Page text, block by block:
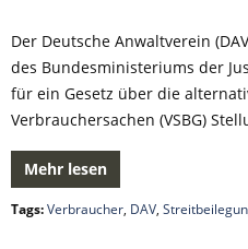
Der Deutsche Anwaltverein
des Bundesministeriums der
für ein Gesetz über die
Verbrauchersachen (VSBG)
Mehr lesen
Tags:Verbraucher, DAV,